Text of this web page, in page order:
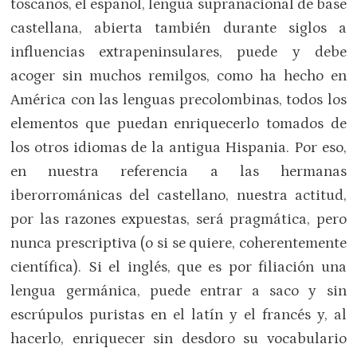
toscanos, el español, lengua supranacional de base
castellana, abierta también durante siglos a
influencias extrapeninsulares, puede y debe
acoger sin muchos remilgos, como ha hecho en
América con las lenguas precolombinas, todos los
elementos que puedan enriquecerlo tomados de
los otros idiomas de la antigua Hispania. Por eso,
en nuestra referencia a las hermanas
iberorrománicas del castellano, nuestra actitud,
por las razones expuestas, será pragmática, pero
nunca prescriptiva (o si se quiere, coherentemente
científica). Si el inglés, que es por filiación una
lengua germánica, puede entrar a saco y sin
escrúpulos puristas en el latín y el francés y, al
hacerlo, enriquecer sin desdoro su vocabulario